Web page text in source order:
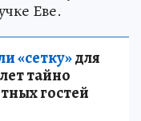
Еве.
«сетку»для
тайно
гостей